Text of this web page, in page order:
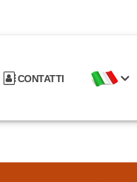
CONTATTI